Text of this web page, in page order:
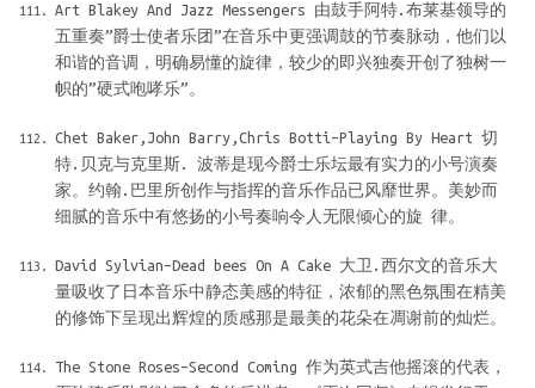
Art Blakey And Jazz Messengers 由鼓手阿特.布莱基领导的
五重奏”爵士使者乐团”在音乐中更强调鼓的节奏脉动，他们以
和谐的音调，明确易懂的旋律，较少的即兴独奏开创了独树一
帜的”硬式咆哮乐”。
Chet Baker,John Barry,Chris Botti–Playing By Heart 切
特.贝克与克里斯. 波蒂是现今爵士乐坛最有实力的小号演奏
家。约翰.巴里所创作与指挥的音乐作品已风靡世界。美妙而
细腻的音乐中有悠扬的小号奏响令人无限倾心的旋 律。
David Sylvian–Dead bees On A Cake 大卫.西尔文的音乐大
量吸收了日本音乐中静态美感的特征，浓郁的黑色氛围在精美
的修饰下呈现出辉煌的质感那是最美的花朵在凋谢前的灿烂。
The Stone Roses–Second Coming 作为英式吉他摇滚的代表，